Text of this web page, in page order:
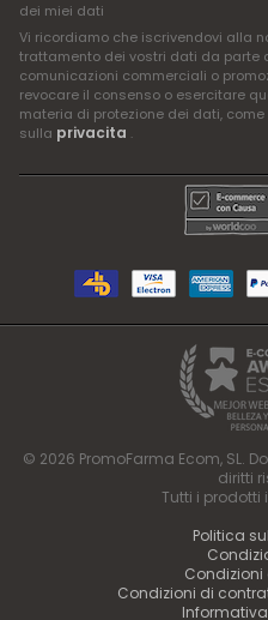
dei miei dati
Vi ricordiamo che iscrivendovi alla
trattamento dei vostri dati da parte
comunicazioni commerciali o
revocare il consenso o esercitare
materia di protezione dei dati,
sulla privacita .
© 2026 PromoFarma Ecom, SL.
diritti
Tutti i prodotti
Politica
Condizioni di